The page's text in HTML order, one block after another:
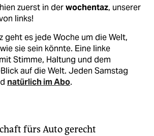
zuerst in derwochentaz, unserer
links!
geht es jede Woche um die Welt,
sie sein könnte. Eine linke
Stimme, Haltung und dem
auf die Welt. Jeden Samstag
natürlich im Abo.
fürs Auto gerecht